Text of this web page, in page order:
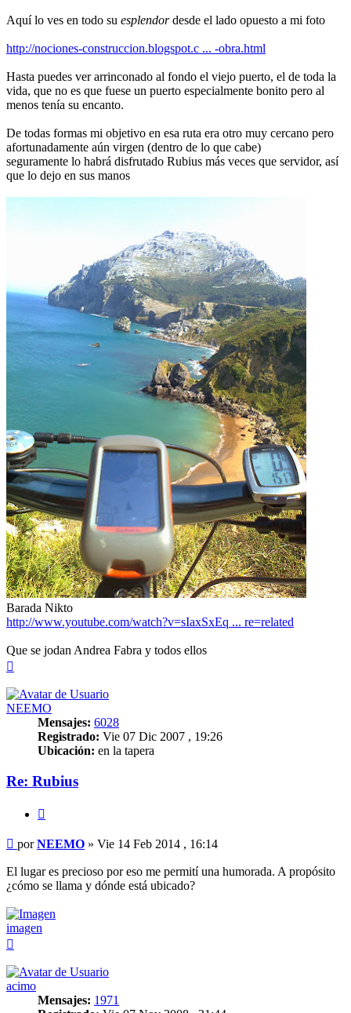
Aquí lo ves en todo su esplendordesde el lado opuesto a mi foto
http://nociones-construccion.blogspot.c ... -obra.html
Hasta puedes ver arrinconado al fondo el viejo puerto, el de toda la
vida, que no es que fuese un puerto especialmente bonito pero al
menos tenía su encanto.
De todas formas mi objetivo en esa ruta era otro muy cercano pero
afortunadamente aún virgen (dentro de lo que cabe)
seguramente lo habrá disfrutado Rubius más veces que servidor, así
que lo dejo en sus manos
Barada Nikto
http://www.youtube.com/watch?v=sIaxSxEq ... re=related
Que se jodan Andrea Fabra y todos ellos
NEEMO
Mensajes: 6028
Registrado: Vie 07 Dic 2007 , 19:26
Ubicación: en la tapera
Re: Rubius
Mensaje
porNEEMO » Vie 14 Feb 2014 , 16:14
El lugar es precioso por eso me permití una humorada. A propósito
¿cómo se llama y dónde está ubicado?
imagen
acimo
Mensajes: 1971